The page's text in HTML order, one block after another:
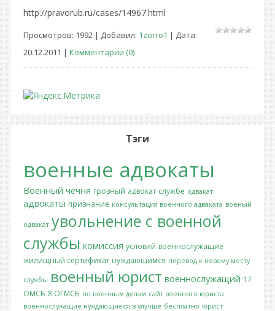
http://pravorub.ru/cases/14967.html
Просмотров: 1992 | Добавил: 1zorro1 | Дата:
20.12.2011 | Комментарии (0)
Тэги
военные адвокаты
Военный чечня грозный адвокат службе одвакат
адвокаты признание консультация военного адваката военый
одвакат увольнение с военной
службы комиссия условий военнослужащие
жилищный сертификат нуждающимся перевод к новому месту
службы военный юрист военнослужащий 17
ОМСБ 8 ОГМСБ по военным делам сайт военного юриста
военнослужащие нуждающиеся в улучше бесплатно юрист